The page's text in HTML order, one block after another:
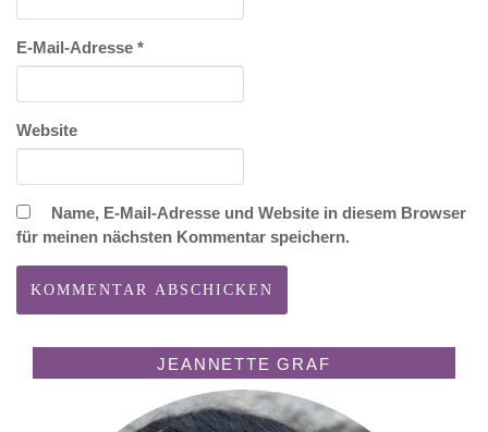
E-Mail-Adresse *
Website
Name, E-Mail-Adresse und Website in diesem Browser
für meinen nächsten Kommentar speichern.
JEANNETTE GRAF